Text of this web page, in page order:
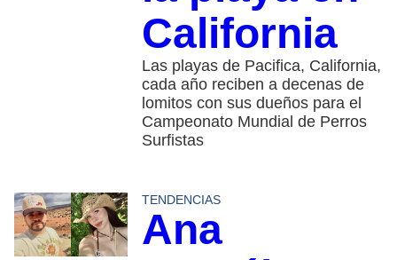
California
Las playas de Pacifica, California,
cada año reciben a decenas de
lomitos con sus dueños para el
Campeonato Mundial de Perros
Surfistas
TENDENCIAS
Ana